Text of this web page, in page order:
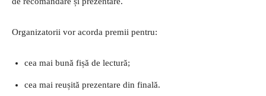
Organizatorii vor acorda premii pentru:
cea mai bună fișă de lectură;
cea mai reușită prezentare din finală.